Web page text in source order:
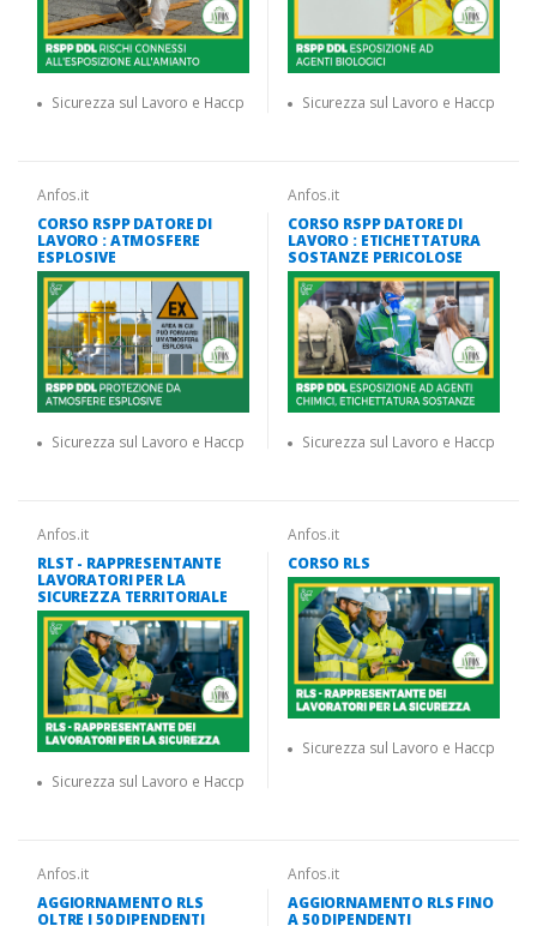
Sicurezza sul Lavoro e Haccp Sicurezza sul Lavoro e Haccp
Anfos.it
CORSO RSPP DATORE DI
LAVORO : ATMOSFERE
ESPLOSIVE
Sicurezza sul Lavoro e Haccp
Anfos.it
CORSO RSPP DATORE DI
LAVORO : ETICHETTATURA
SOSTANZE PERICOLOSE
Sicurezza sul Lavoro e Haccp
Anfos.it
RLST - RAPPRESENTANTE
LAVORATORI PER LA
SICUREZZA TERRITORIALE
Sicurezza sul Lavoro e Haccp
Anfos.it
CORSO RLS
Sicurezza sul Lavoro e Haccp
Anfos.it
AGGIORNAMENTO RLS
OLTRE I 50 DIPENDENTI
Anfos.it
AGGIORNAMENTO RLS FINO
A 50 DIPENDENTI